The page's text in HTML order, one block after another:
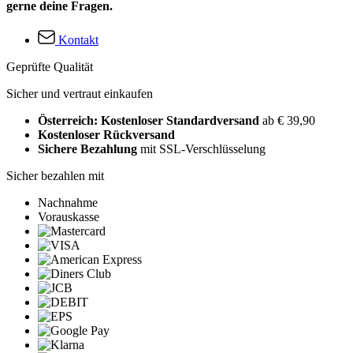
gerne deine Fragen.
Kontakt
Geprüfte Qualität
Sicher und vertraut einkaufen
Österreich: Kostenloser Standardversand ab € 39,90
Kostenloser Rückversand
Sichere Bezahlung mit SSL-Verschlüsselung
Sicher bezahlen mit
Nachnahme
Vorauskasse